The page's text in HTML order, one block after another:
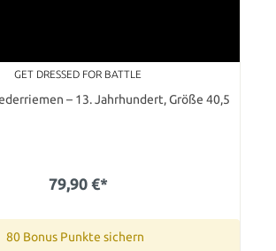
GET DRESSED FOR BATTLE
– 13. Jahrhundert, Größe 40,5
79,90 €*
80 Bonus Punkte sichern